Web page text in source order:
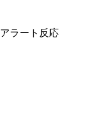
ラート反応